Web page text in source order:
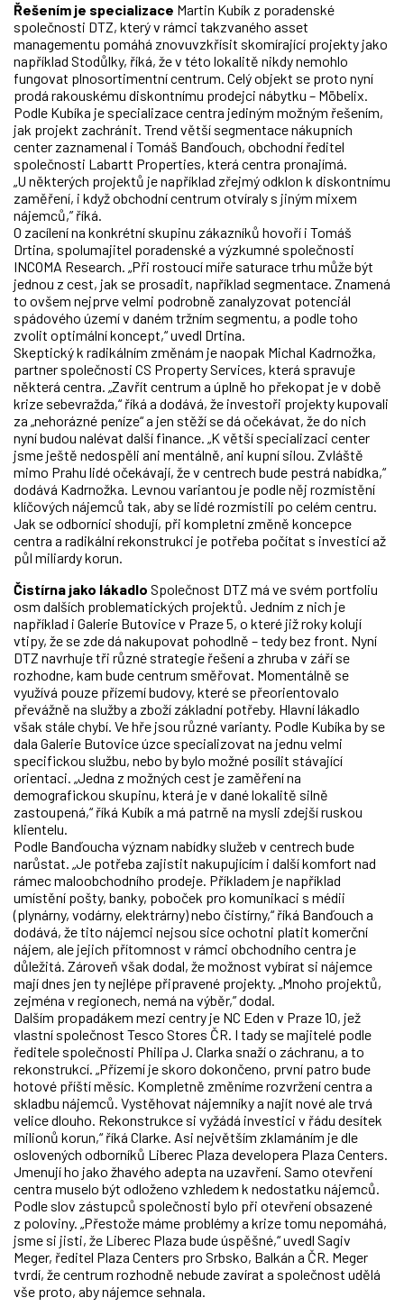
Řešením je specializace Martin Kubík z poradenské
společnosti DTZ, který v rámci takzvaného asset
managementu pomáhá znovuvzkřísit skomírající projekty jako
například Stodůlky, říká, že v této lokalitě nikdy nemohlo
fungovat plnosortimentní centrum. Celý objekt se proto nyní
prodá rakouskému diskontnímu prodejci nábytku – Möbelix.
Podle Kubíka je specializace centra jediným možným řešením,
jak projekt zachránit. Trend větší segmentace nákupních
center zaznamenal i Tomáš Banďouch, obchodní ředitel
společnosti Labartt Properties, která centra pronajímá.
„U některých projektů je například zřejmý odklon k diskontnímu
zaměření, i když obchodní centrum otvíraly s jiným mixem
nájemců,” říká.
O zacílení na konkrétní skupinu zákazníků hovoří i Tomáš
Drtina, spolumajitel poradenské a výzkumné společnosti
INCOMA Research. „Při rostoucí míře saturace trhu může být
jednou z cest, jak se prosadit, například segmentace. Znamená
to ovšem nejprve velmi podrobně zanalyzovat potenciál
spádového území v daném tržním segmentu, a podle toho
zvolit optimální koncept,“ uvedl Drtina.
Skeptický k radikálním změnám je naopak Michal Kadrnožka,
partner společnosti CS Property Services, která spravuje
některá centra. „Zavřít centrum a úplně ho překopat je v době
krize sebevražda,“ říká a dodává, že investoři projekty kupovali
za „nehorázné peníze“ a jen stěží se dá očekávat, že do nich
nyní budou nalévat další finance. „K větší specializaci center
jsme ještě nedospěli ani mentálně, ani kupní silou. Zvláště
mimo Prahu lidé očekávají, že v centrech bude pestrá nabídka,“
dodává Kadrnožka. Levnou variantou je podle něj rozmístění
klíčových nájemců tak, aby se lidé rozmístili po celém centru.
Jak se odborníci shodují, při kompletní změně koncepce
centra a radikální rekonstrukci je potřeba počítat s investicí až
půl miliardy korun.
Čistírna jako lákadlo Společnost DTZ má ve svém portfoliu
osm dalších problematických projektů. Jedním z nich je
například i Galerie Butovice v Praze 5, o které již roky kolují
vtipy, že se zde dá nakupovat pohodlně – tedy bez front. Nyní
DTZ navrhuje tři různé strategie řešení a zhruba v září se
rozhodne, kam bude centrum směřovat. Momentálně se
využívá pouze přízemí budovy, které se přeorientovalo
převážně na služby a zboží základní potřeby. Hlavní lákadlo
však stále chybí. Ve hře jsou různé varianty. Podle Kubíka by se
dala Galerie Butovice úzce specializovat na jednu velmi
specifickou službu, nebo by bylo možné posílit stávající
orientaci. „Jedna z možných cest je zaměření na
demografickou skupinu, která je v dané lokalitě silně
zastoupená,“ říká Kubík a má patrně na mysli zdejší ruskou
klientelu.
Podle Banďoucha význam nabídky služeb v centrech bude
narůstat. „Je potřeba zajistit nakupujícím i další komfort nad
rámec maloobchodního prodeje. Příkladem je například
umístění pošty, banky, poboček pro komunikaci s médii
(plynárny, vodárny, elektrárny) nebo čistírny,“ říká Banďouch a
dodává, že tito nájemci nejsou sice ochotni platit komerční
nájem, ale jejich přítomnost v rámci obchodního centra je
důležitá. Zároveň však dodal, že možnost vybírat si nájemce
mají dnes jen ty nejlépe připravené projekty. „Mnoho projektů,
zejména v regionech, nemá na výběr,” dodal.
Dalším propadákem mezi centry je NC Eden v Praze 10, jež
vlastní společnost Tesco Stores ČR. I tady se majitelé podle
ředitele společnosti Philipa J. Clarka snaží o záchranu, a to
rekonstrukcí. „Přízemí je skoro dokončeno, první patro bude
hotové příští měsíc. Kompletně změníme rozvržení centra a
skladbu nájemců. Vystěhovat nájemníky a najít nové ale trvá
velice dlouho. Rekonstrukce si vyžádá investici v řádu desítek
milionů korun,“ říká Clarke. Asi největším zklamáním je dle
oslovených odborníků Liberec Plaza developera Plaza Centers.
Jmenují ho jako žhavého adepta na uzavření. Samo otevření
centra muselo být odloženo vzhledem k nedostatku nájemců.
Podle slov zástupců společnosti bylo při otevření obsazené
z poloviny. „Přestože máme problémy a krize tomu nepomáhá,
jsme si jisti, že Liberec Plaza bude úspěšné,“ uvedl Sagiv
Meger, ředitel Plaza Centers pro Srbsko, Balkán a ČR. Meger
tvrdí, že centrum rozhodně nebude zavírat a společnost udělá
vše proto, aby nájemce sehnala.